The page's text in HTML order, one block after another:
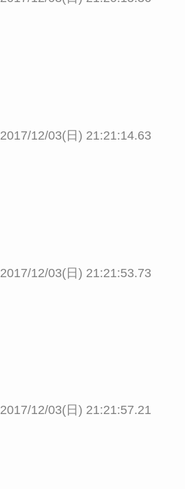
2017/12/03(日) 21:21:14.63
2017/12/03(日) 21:21:53.73
2017/12/03(日) 21:21:57.21